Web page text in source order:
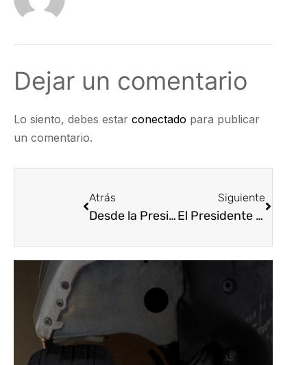
Dejar un comentario
Lo siento, debes estar conectado para publicar
un comentario.
Atrás
Desde la Presidencia Ejecutiva Nacional de Asopartes Carlos Andrés Pineda Osorio @cpinedao conocimos y valoramos la tarea realizada por Juan Camilo Restrepo @Juancamilorpog Alto Comisionado para La Paz y Alto Consejero de Seguridad Nacional.
Siguiente
El Presidente Ejecutivo Nacional de Asopartes Carlos Andrés Pineda Osorio @cpinedao asiste al Consejo Directivo del @BureauMedellin . Acompañamos a su Directora (E) Laura Sepulveda y su labor de promoción de ciudad y esperamos muchos asistentes a nuestras @feriaautopartes y @feria2ruedas en @plazamayormed .